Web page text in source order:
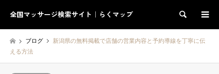
全国マッサージ検索サイト｜らくマップ 検索
ブログ
新潟県の無料掲載で店舗の営業内容と予約導線を丁寧に伝
える方法